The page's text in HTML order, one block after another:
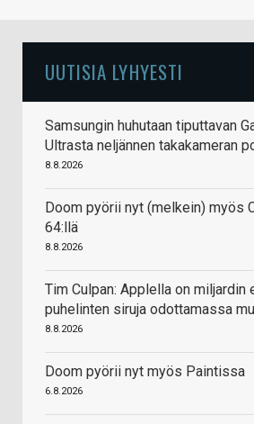
UUTISIA LYHYESTI
Samsungin huhutaan tiputtavan
Ultrasta neljännen takakameran
8.8.2026
Doom pyörii nyt (melkein) myös
64:llä
8.8.2026
Tim Culpan: Applella on miljardin
puhelinten siruja odottamassa
8.8.2026
Doom pyörii nyt myös Paintissa
6.8.2026